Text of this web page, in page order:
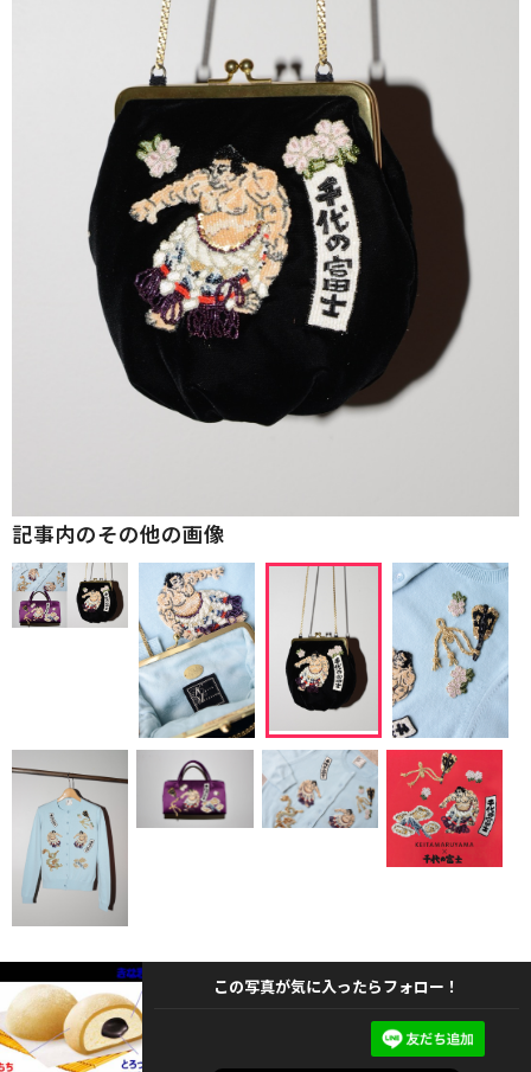
記事内のその他の画像
この写真が気に入ったらフォロー！